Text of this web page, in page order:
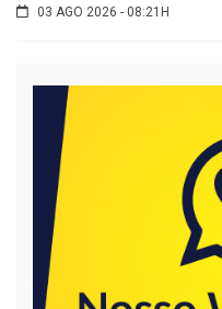
03 AGO 2026 - 08:21H